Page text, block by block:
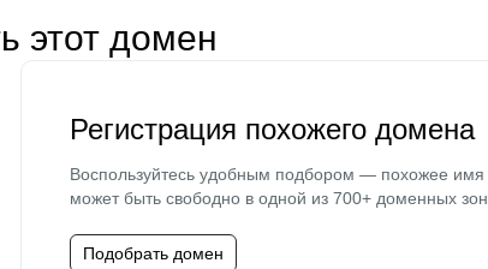
этот домен
Регистрация похожего домена
Воспользуйтесь удобным подбором — похожее имя
может быть свободно в одной из 700+ доменных зон.
Подобрать домен